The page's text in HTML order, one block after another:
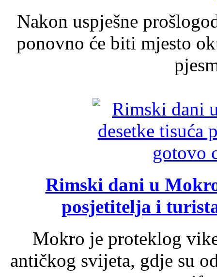
Nakon uspješne
ponovno će biti mjesto
Rimski dani u
posjetitelja i
Mokro je proteklog
antičkog svijeta, gdje su